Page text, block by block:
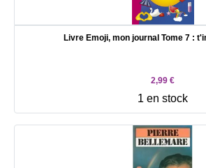
Livre Emoji, mon journal Tome 7 :
2,99 €
1 en stock